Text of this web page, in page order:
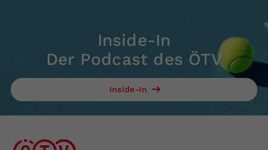
Inside-In
Der Podcast des ÖTV
Inside-In